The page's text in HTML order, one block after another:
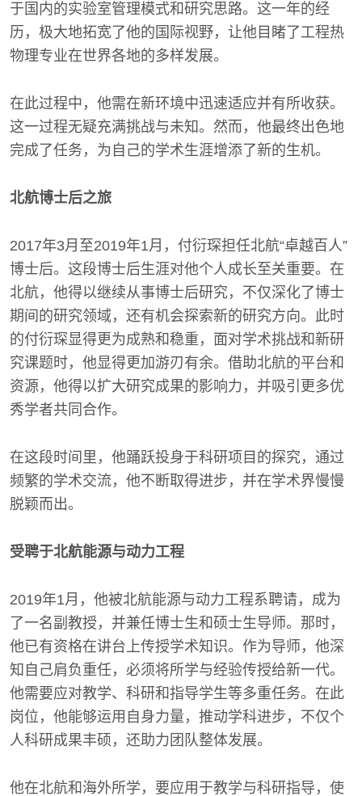
于国内的实验室管理模式和研究思路。这一年的经
历，极大地拓宽了他的国际视野，让他目睹了工程热
物理专业在世界各地的多样发展。
在此过程中，他需在新环境中迅速适应并有所收获。
这一过程无疑充满挑战与未知。然而，他最终出色地
完成了任务，为自己的学术生涯增添了新的生机。
北航博士后之旅
2017年3月至2019年1月，付衍琛担任北航“卓越百人”
博士后。这段博士后生涯对他个人成长至关重要。在
北航，他得以继续从事博士后研究，不仅深化了博士
期间的研究领域，还有机会探索新的研究方向。此时
的付衍琛显得更为成熟和稳重，面对学术挑战和新研
究课题时，他显得更加游刃有余。借助北航的平台和
资源，他得以扩大研究成果的影响力，并吸引更多优
秀学者共同合作。
在这段时间里，他踊跃投身于科研项目的探究，通过
频繁的学术交流，他不断取得进步，并在学术界慢慢
脱颖而出。
受聘于北航能源与动力工程
2019年1月，他被北航能源与动力工程系聘请，成为
了一名副教授，并兼任博士生和硕士生导师。那时，
他已有资格在讲台上传授学术知识。作为导师，他深
知自己肩负重任，必须将所学与经验传授给新一代。
他需要应对教学、科研和指导学生等多重任务。在此
岗位，他能够运用自身力量，推动学科进步，不仅个
人科研成果丰硕，还助力团队整体发展。
他在北航和海外所学，要应用于教学与科研指导，使